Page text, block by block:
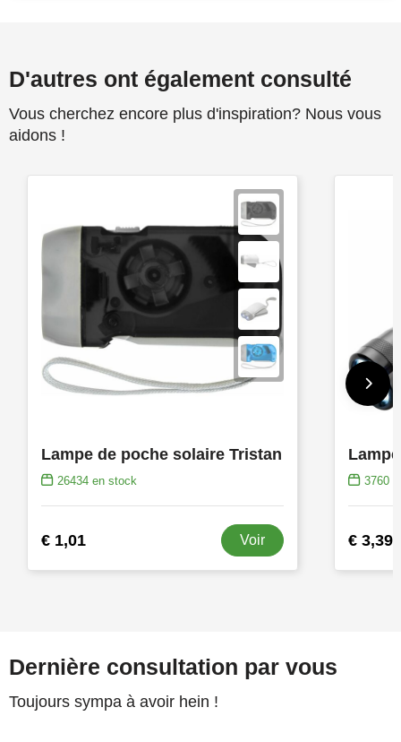
D'autres ont également consulté
Vous cherchez encore plus d'inspiration? Nous vous
aidons !
Lampe de poche solaire Tristan
26434en stock
€ 1,01 Voir
3760
€ 3,39
Dernière consultation par vous
Toujours sympa à avoir hein !